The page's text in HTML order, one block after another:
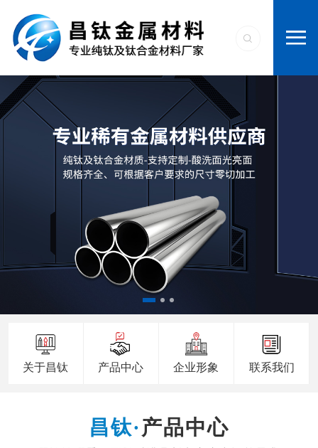
关于昌钛 产品中心 企业形象 联系我们
产品中心